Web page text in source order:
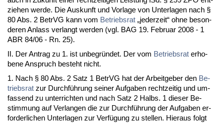
zie­hen wer­de. Die Aus­kunft und Vor­la­ge von Un­ter­la­gen nach §
80 Abs. 2 Be­trVG kann vom Be­triebs­rat „je­der­zeit“ oh­ne be­son­
de­ren An­lass ver­langt wer­den (vgl. BAG 19. Fe­bru­ar 2008 - 1
ABR 84/06 - Rn. 25).
II. Der An­trag zu 1. ist un­be­gründet. Der vom Be­triebs­rat er­ho­
be­ne An­spruch be­steht nicht.
1. Nach § 80 Abs. 2 Satz 1 Be­trVG hat der Ar­beit­ge­ber den Be­
triebs­rat zur Durchführung sei­ner Auf­ga­ben recht­zei­tig und um­
fas­send zu un­ter­rich­ten und nach Satz 2 Halbs. 1 die­ser Be­
stim­mung auf Ver­lan­gen die zur Durchführung der Auf­ga­ben er­
for­der­li­chen Un­ter­la­gen zur Verfügung zu stel­len. Hier­aus folgt